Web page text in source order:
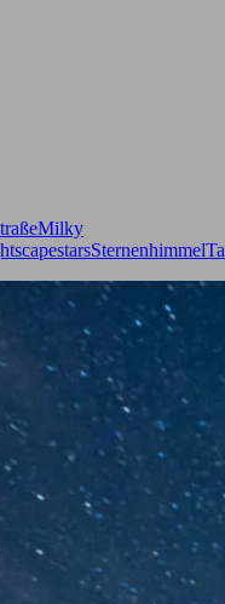
Milky
starsSternenhimmel